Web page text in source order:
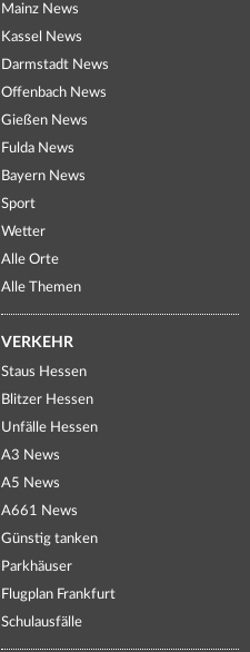
Mainz News
Kassel News
Darmstadt News
Offenbach News
Gießen News
Fulda News
Bayern News
Sport
Wetter
Alle Orte
Alle Themen
VERKEHR
Staus Hessen
Blitzer Hessen
Unfälle Hessen
A3 News
A5 News
A661 News
Günstig tanken
Parkhäuser
Flugplan Frankfurt
Schulausfälle